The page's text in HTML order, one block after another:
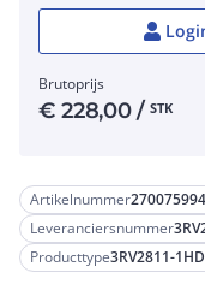
Artikelnummer
Leveranciersnummer
Producttype3RV2811-
Brutoprijs
€228,00/ STK